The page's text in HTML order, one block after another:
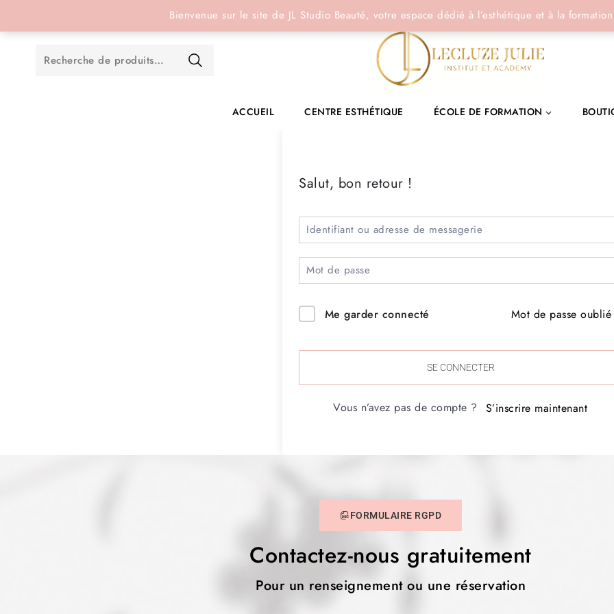
Bienvenue sur le site de JL Studio Beauté, votre espace dédié à l’esthétique et à la
ACCUEIL CENTRE ESTHÉTIQUE ÉCOLE DE FORMATION
Salut, bon retour !
Me garder connecté Mot de passe
SE CONNECTER
Vous n’avez pas de compte ? S’inscrire maintenant
FORMULAIRE RGPD
Contactez-nous gratuitement
Pour un renseignement ou une réservation